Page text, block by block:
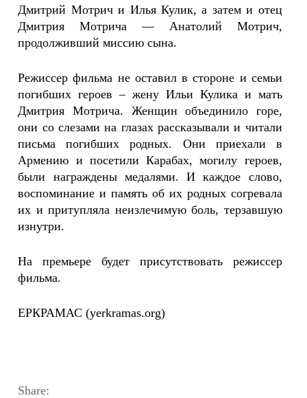
Дмитрий Мотрич и Илья Кулик, а затем и отец
Дмитрия Мотрича — Анатолий Мотрич,
продолживший миссию сына.
Режиссер фильма не оставил в стороне и семьи
погибших героев – жену Ильи Кулика и мать
Дмитрия Мотрича. Женщин объединило горе,
они со слезами на глазах рассказывали и читали
письма погибших родных. Они приехали в
Армению и посетили Карабах, могилу героев,
были награждены медалями. И каждое слово,
воспоминание и память об их родных согревала
их и притупляла неизлечимую боль, терзавшую
изнутри.
На премьере будет присутствовать режиссер
фильма.
ЕРКРАМАС (yerkramas.org)
Share: